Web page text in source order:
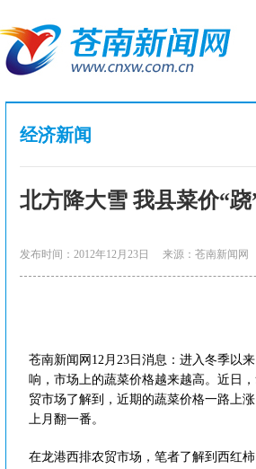
经济新闻
北方降大雪 我县菜价“跷
发布时间：2012年12月23日 来源：苍南新闻网
苍南新闻网12月23日消息：进入冬季以
响，市场上的蔬菜价格越来越高。近日
贸市场了解到，近期的蔬菜价格一路上
上月翻一番。
在龙港西排农贸市场，笔者了解到西红